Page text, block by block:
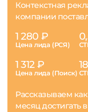
Контекстная
компании
1 280 ₽
Цена лида (РСЯ)
1 312 ₽
Цена лида (Поиск)
Рассказываем
месяц достигать